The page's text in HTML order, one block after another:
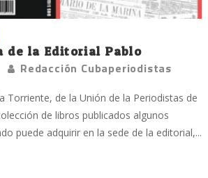
de la Editorial Pablo
Redacción Cubaperiodistas
Torriente, de la Unión de la Periodistas de
de libros publicados algunos
puede adquirir en la sede de la editorial,...